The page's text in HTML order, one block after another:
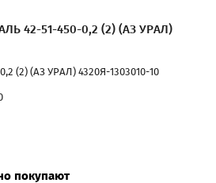
42-51-450-0,2 (2) (АЗ УРАЛ)
(2) (АЗ УРАЛ) 4320Я-1303010-10
покупают